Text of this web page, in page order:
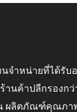
นจำหน่ายที่ได้รับ
านค้าปลีกรองกว่
ผลิตภัณฑ์คุณภา